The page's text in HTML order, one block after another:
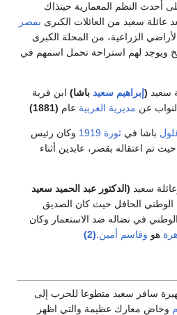
أحدث النظم المعمارية حينذاك
عائلة سعيد من العائلات الكبرى بمصر
الزراعية، من المحلة الكبرى
ويوجد لهم استراحة تحمل اسمهم في
سعيد ( إبراهيم سعيد باشا) ابن قرية
عن مديرية الغربية عام (1881)
باشا في ثورة 1919
وكان رئيس
حيث تم اعتقاله بقصر، عابدين أثناء
سعيد (الدكتور عبد الحميد سعيد
الوطني الحافل حيث كان الصديق
في نضاله ضد الاستعمار وكان
هو وقاسم أمين.
(2)
سافر سعيد متطوعا للحرب إلى
وخاض معارك عظيمة والتي اظهر